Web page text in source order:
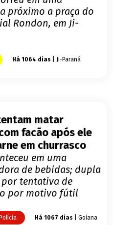
próximo a praça do
Rondon, em Ji-
Há 1064 dias | Ji-Paraná
matar
facão após ele
em churrasco
em uma
de bebidas; dupla
tentativa de
por motivo fútil
Há 1067 dias | Goiana